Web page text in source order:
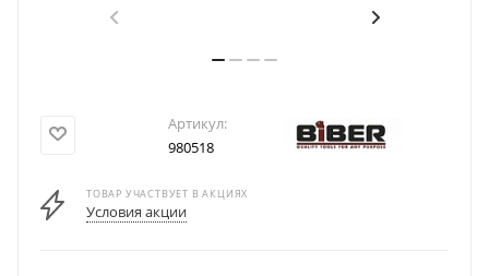
Артикул:
980518
ТОВАР УЧАСТВУЕТ В АКЦИЯХ
Условия акции